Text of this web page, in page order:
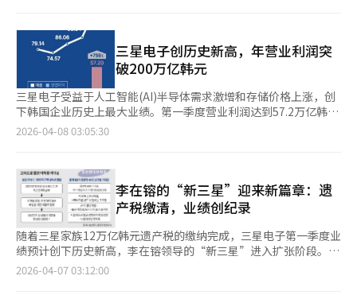
经济代表团。商会负责越南行程，经济人协会负责印度行程，期间
将举办商业论坛和签署合作协议等活动。越南代表团包括SK集团
会长崔泰源、三星电子会长李在镕、现代汽车集团会长郑义宣、
LG集团会长具光谟等。三星电子在越南设有大型工厂和研发中
心，SK集团通过发电厂和液化天然气终端扩展当地能源基础设
施。现代汽车与越南Tan Cong集团在宁平省合资运营生产法
人“HTMV”，LG集团也在当地建立了电子和零部件制造集群。印
度代表团预计将包括韩国经济人协会会长柳真、李在镕、郑义宣和
需市场，年均经济增长率达7%。现代汽车自1996年在印度设立法
人以来，已成为仅次于Maruti Suzuki的第二大汽车公司。三星电
子和LG电子也在印度设有生产基地，加强当地市场开拓。※ 本报
道经人工智能（AI）系统翻译与编辑。
三星电子创历史新高，年营业利润突
破200万亿韩元
三星电子受益于人工智能(AI)半导体需求激增和存储价格上涨，创
下韩国企业历史上最大业绩。第一季度营业利润达到57.2万亿韩
元，超过去年全年，预计年营业利润将突破200万亿韩元。 三星电
元，创下新纪录。 推动这一惊人成绩的主要因素是半导体部门的
存储业务。高带宽存储(HBM)、DRAM和NAND闪存的需求旺盛，
使三星电子的盈利结构进入了超越竞争对手的阶段。尽管未公布具
体部门业绩，但业内人士估计，57万亿韩元的营业利润中约有50
万亿韩元来自存储业务。 HBM是AI半导体的核心，三星电子在该
市场的反击使其盈利能力最大化。今年2月，三星成功量产全球首
款第六代HBM(HBM4)，并开始向主要客户英伟达大规模供应。 上
个月，三星还被选为AMD的HBM4优先供应商。三星的HBM4采用
2026-04-08 03:05:30
李在镕的“新三星”迎来新篇章：遗
产税缴清，业绩创纪录
随着三星家族12万亿韩元遗产税的缴纳完成，三星电子第一季度业
绩预计创下历史新高，李在镕领导的“新三星”进入扩张阶段。分
析指出，遗产税负担的解除，加上半导体市场的回暖，尤其是高带
2026-04-07 03:12:00